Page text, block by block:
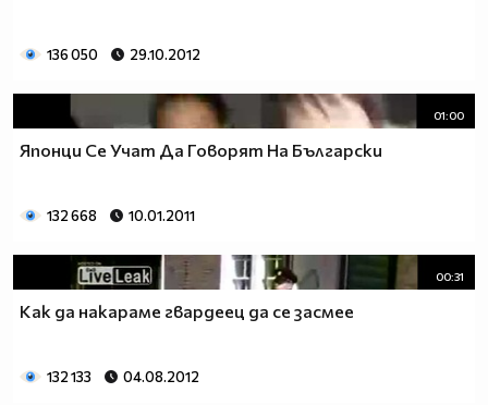
136 050 29.10.2012
01:00
Японци Се Учат Да Говорят На Български
132 668 10.01.2011
00:31
Как да накараме гвардеец да се засмее
132 133 04.08.2012